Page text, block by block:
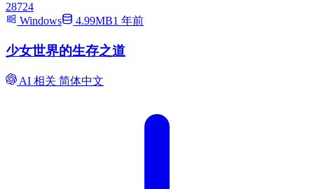
28724
Windows
4.99MB1 年前
少女世界的生存之道
AI 相关 简体中文